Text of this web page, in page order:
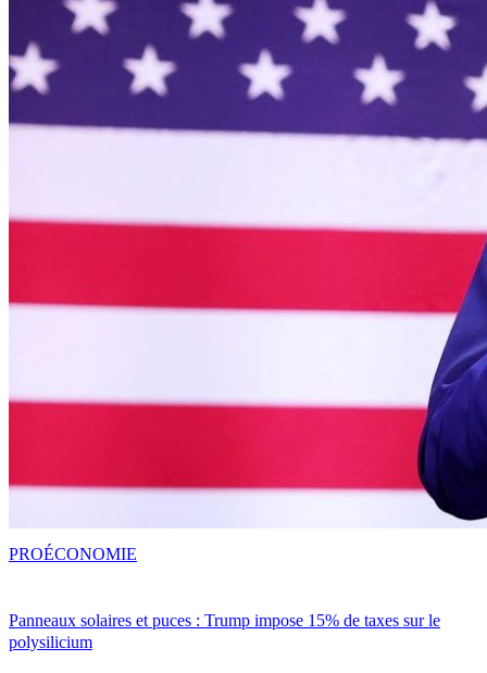
Panneaux solaires et puces : Trump impose 15% de taxes sur le
polysilicium
PROÉCONOMIE